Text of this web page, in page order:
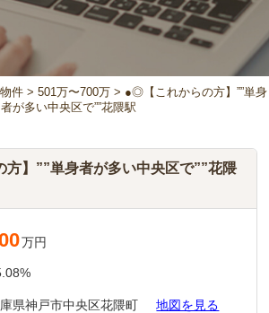
物件 > 501万〜700万 > ●◎【これからの方】””単身
者が多い中央区で””花隈駅
】””単身者が多い中央区で””花隈
万円
県神戸市中央区花隈町 地図を見る